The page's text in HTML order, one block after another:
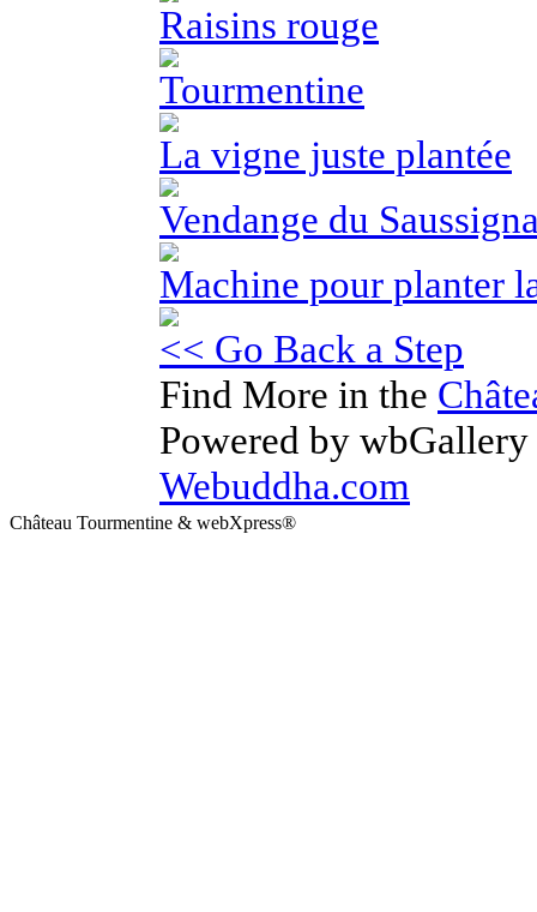
Raisins rouge
Tourmentine
La vigne juste plantée
Vendange du
Machine pour planter
<< Go Back a Step
Find More in the
Powered by
Webuddha.com
Château Tourmentine & webXpress®